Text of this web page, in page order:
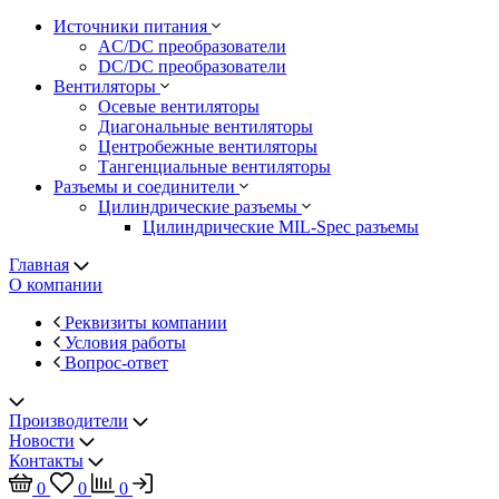
Источники питания
AC/DC преобразователи
DC/DC преобразователи
Вентиляторы
Осевые вентиляторы
Диагональные вентиляторы
Центробежные вентиляторы
Тангенциальные вентиляторы
Разъемы и соединители
Цилиндрические разъемы
Цилиндрические MIL-Spec разъемы
Главная
О компании
Реквизиты компании
Условия работы
Вопрос-ответ
Производители
Новости
Контакты
0
0 0